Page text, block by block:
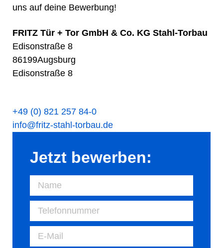
uns auf deine Bewerbung!
FRITZ Tür + Tor GmbH & Co. KG Stahl-Torbau
Edisonstraße 8
86199Augsburg
Edisonstraße 8
+49 (0) 821 257 84-0
info@fritz-stahl-torbau.de
Jetzt bewerben: